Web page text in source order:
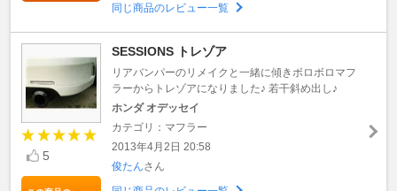
同じ商品のレビュー一覧
5
SESSIONS トレゾア
リアバンパーのリメイクと一緒に傾きボロボロマフ
ラーからトレゾアになりました♪ 若干斜め出し♪
ホンダ オデッセイ
カテゴリ：マフラー
2013年4月2日 20:58
俊たんさん